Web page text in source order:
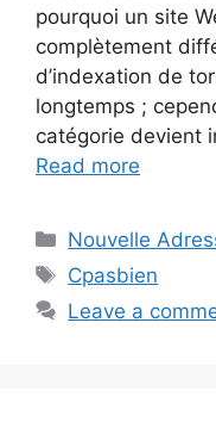
pourquoi un site
complètement
d’indexation de
longtemps ;
catégorie devient
Read more
Categories
Nouvelle
Tags
Cpasbien
Leave a